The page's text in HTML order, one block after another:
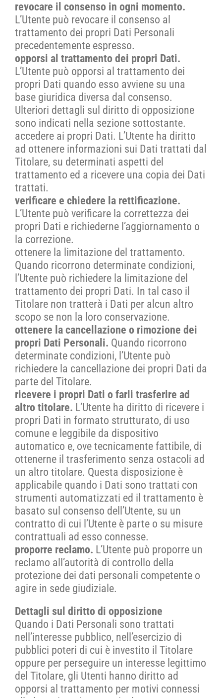
revocare il consenso in ogni momento.
L’Utente può revocare il consenso al
trattamento dei propri Dati Personali
precedentemente espresso.
opporsi al trattamento dei propri Dati.
L’Utente può opporsi al trattamento dei
propri Dati quando esso avviene su una
base giuridica diversa dal consenso.
Ulteriori dettagli sul diritto di opposizione
sono indicati nella sezione sottostante.
accedere ai propri Dati. L’Utente ha diritto
ad ottenere informazioni sui Dati trattati dal
Titolare, su determinati aspetti del
trattamento ed a ricevere una copia dei Dati
trattati.
verificare e chiedere la rettificazione.
L’Utente può verificare la correttezza dei
propri Dati e richiederne l’aggiornamento o
la correzione.
ottenere la limitazione del trattamento.
Quando ricorrono determinate condizioni,
l’Utente può richiedere la limitazione del
trattamento dei propri Dati. In tal caso il
Titolare non tratterà i Dati per alcun altro
scopo se non la loro conservazione.
ottenere la cancellazione o rimozione dei
propri Dati Personali. Quando ricorrono
determinate condizioni, l’Utente può
richiedere la cancellazione dei propri Dati da
parte del Titolare.
ricevere i propri Dati o farli trasferire ad
altro titolare. L’Utente ha diritto di ricevere i
propri Dati in formato strutturato, di uso
comune e leggibile da dispositivo
automatico e, ove tecnicamente fattibile, di
ottenerne il trasferimento senza ostacoli ad
un altro titolare. Questa disposizione è
applicabile quando i Dati sono trattati con
strumenti automatizzati ed il trattamento è
basato sul consenso dell’Utente, su un
contratto di cui l’Utente è parte o su misure
contrattuali ad esso connesse.
proporre reclamo. L’Utente può proporre un
reclamo all’autorità di controllo della
protezione dei dati personali competente o
agire in sede giudiziale.
Dettagli sul diritto di opposizione
Quando i Dati Personali sono trattati
nell’interesse pubblico, nell’esercizio di
pubblici poteri di cui è investito il Titolare
oppure per perseguire un interesse legittimo
del Titolare, gli Utenti hanno diritto ad
opporsi al trattamento per motivi connessi